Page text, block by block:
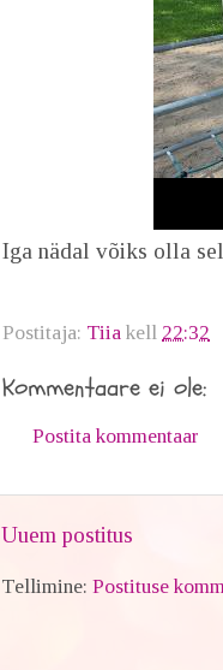
Iga nädal võiks olla
Postitaja: Tiia kell 22:32
Kommentaare ei ole:
Postita kommentaar
Uuem postitus
Tellimine:Postituse